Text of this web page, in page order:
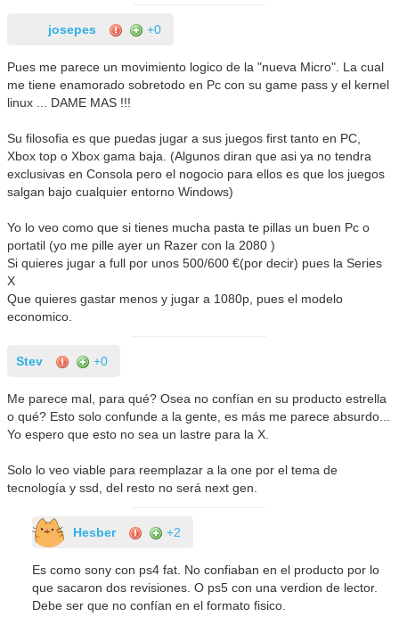
josepes +0
Pues me parece un movimiento logico de la "nueva Micro". La cual
me tiene enamorado sobretodo en Pc con su game pass y el kernel
linux ... DAME MAS !!!
Su filosofia es que puedas jugar a sus juegos first tanto en PC,
Xbox top o Xbox gama baja. (Algunos diran que asi ya no tendra
exclusivas en Consola pero el nogocio para ellos es que los juegos
salgan bajo cualquier entorno Windows)
Yo lo veo como que si tienes mucha pasta te pillas un buen Pc o
portatil (yo me pille ayer un Razer con la 2080 )
Si quieres jugar a full por unos 500/600 €(por decir) pues la Series
X
Que quieres gastar menos y jugar a 1080p, pues el modelo
economico.
Stev +0
Me parece mal, para qué? Osea no confían en su producto estrella
o qué? Esto solo confunde a la gente, es más me parece absurdo...
Yo espero que esto no sea un lastre para la X.
Solo lo veo viable para reemplazar a la one por el tema de
tecnología y ssd, del resto no será next gen.
Hesber +2
Es como sony con ps4 fat. No confiaban en el producto por lo
que sacaron dos revisiones. O ps5 con una verdion de lector.
Debe ser que no confían en el formato fisico.